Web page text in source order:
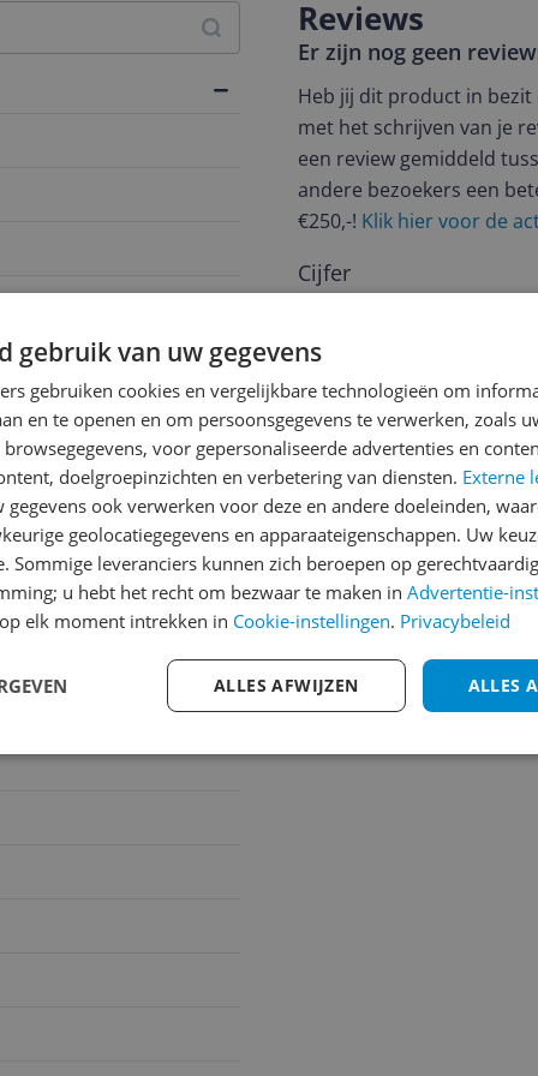
Reviews
Er zijn nog geen
Heb jij dit product in bezit
met het schrijven van je
een review gemiddeld
andere bezoekers een
€250,-! Klik hier voor de
Cijfer
gebruik van uw gegevens
gebruiken cookies en vergelijkbare technologieën om
en te openen en om persoonsgegevens te verwerken, zoals
voor gepersonaliseerde advertenties en
doelgroepinzichten en verbetering van diensten. Externe
gegevens ook verwerken voor deze en andere doeleinden,
geolocatiegegevens en apparaateigenschappen. Uw
Sommige leveranciers kunnen zich beroepen op
u hebt het recht om bezwaar te maken in Advertentie-
elk moment intrekken in Cookie-instellingen. Privacybeleid
ALLES
ALLES AFWIJZEN